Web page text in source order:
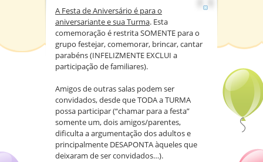
Notícias
Contato
A Festa de Aniversário é para o
aniversariante e sua Turma. Esta
comemoração é restrita SOMENTE para o
grupo festejar, comemorar, brincar, cantar
parabéns (INFELIZMENTE EXCLUI a
participação de familiares).
Amigos de outras salas podem ser
convidados, desde que TODA a TURMA
possa participar (“chamar para a festa”
somente um, dois amigos/parentes,
dificulta a argumentação dos adultos e
principalmente DESAPONTA àqueles que
deixaram de ser convidados…).